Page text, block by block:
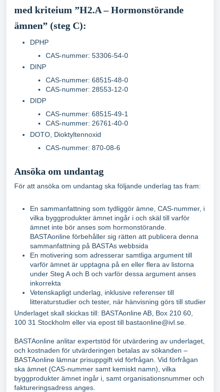
med kriteium ”H2.A – Hormonstörande
ämnen” (steg C):
DPHP
CAS-nummer: 53306-54-0
DINP
CAS-nummer: 68515-48-0
CAS-nummer: 28553-12-0
DIDP
CAS-nummer: 68515-49-1
CAS-nummer: 26761-40-0
DOTO, Dioktyltennoxid
CAS-nummer: 870-08-6
Ansöka om undantag
För att ansöka om undantag ska följande underlag tas fram:
En sammanfattning som tydliggör ämne, CAS-nummer, i
vilka byggprodukter ämnet ingår i och skäl till varför
ämnet inte bör anses som hormonstörande.
BASTAonline förbehåller sig rätten att publicera denna
sammanfattning på BASTAs webbsida
En motivering som adresserar samtliga argument till
varför ämnet är upptagna på en eller flera av listorna
under Steg A och B och varför dessa argument anses
inkorrekta
Vetenskapligt underlag, inklusive referenser till
litteraturstudier och tester, när hänvisning görs till studier
Underlaget skall skickas till: BASTAonline AB, Box 210 60,
100 31 Stockholm eller via epost till bastaonline@ivl.se.
BASTAonline anlitar expertstöd för utvärdering av underlaget,
och kostnaden för utvärderingen betalas av sökanden –
BASTAonline lämnar prisuppgift vid förfrågan. Vid förfrågan
ska ämnet (CAS-nummer samt kemiskt namn), vilka
byggprodukter ämnet ingår i, samt organisationsnummer och
faktureringsadress anges.